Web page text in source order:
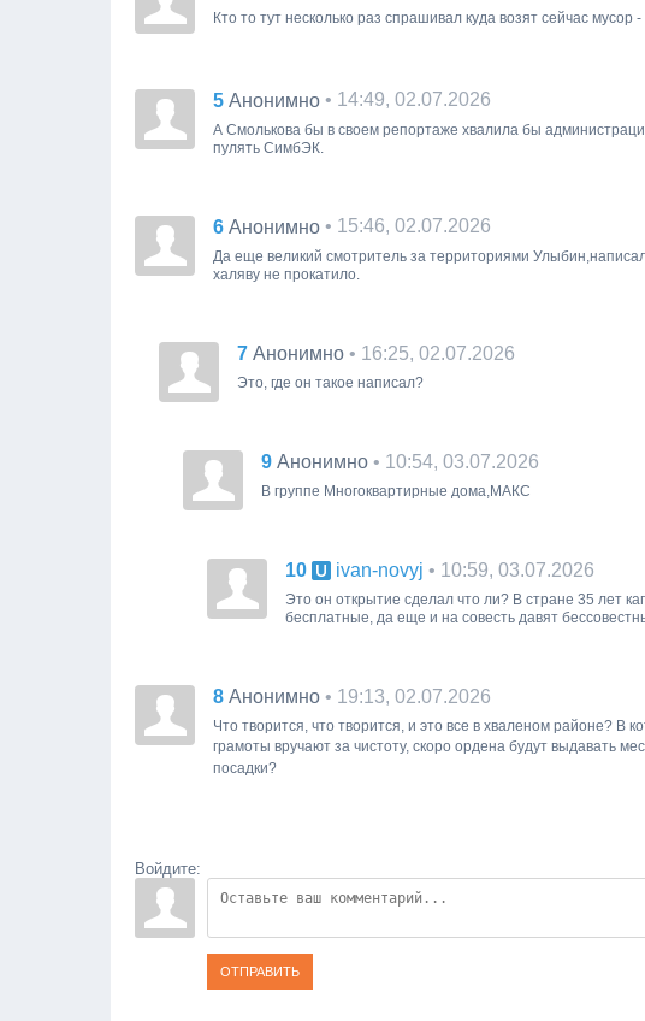
Кто то тут несколько раз спрашивал куда возят сейчас мусор
5 Анонимно • 14:49, 02.07.2026
А Смолькова бы в своем репортаже хвалила бы
пулять СимбЭК.
6 Анонимно • 15:46, 02.07.2026
Да еще великий смотритель за территориями
халяву не прокатило.
7 Анонимно • 16:25, 02.07.2026
Это, где он такое написал?
9 Анонимно • 10:54, 03.07.2026
В группе Многоквартирные дома,МАКС
10 ivan-novyj • 10:59, 03.07.2026
Это он открытие сделал что ли? В стране 35 лет
бесплатные, да еще и на совесть давят
8 Анонимно • 19:13, 02.07.2026
Что творится, что творится, и это все в хваленом районе? В
грамоты вручают за чистоту, скоро ордена будут выдавать
посадки?
Войдите:
ОТПРАВИТЬ